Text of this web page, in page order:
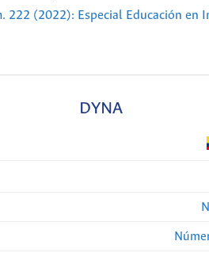
222 (2022): Especial Educación en
DYNA